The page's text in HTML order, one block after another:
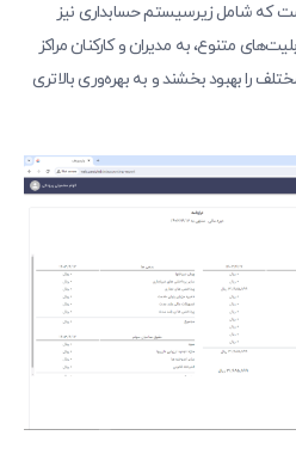
است که شامل زیرسیستم حسابداری نیز
متنوع، به مدیران و کارکنان مراکز
را بهبود بخشند و به بهره‌وری بالاتری